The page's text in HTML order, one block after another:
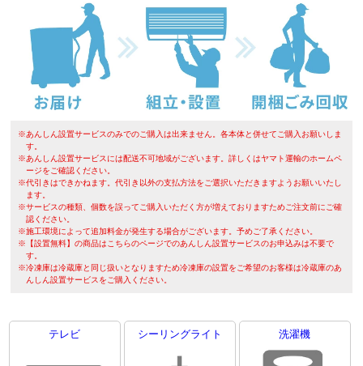
※あんしん設置サービスのみでのご購入は出来ません。各本体と併せてご購入お願いしま
す。
※あんしん設置サービスには配送不可地域がございます。詳しくはヤマト運輸のホームペ
ージをご確認ください。
※代引きはできかねます。代引き以外の支払方法をご選択いただきますようお願いいたし
ます。
※サービスの種類、個数を誤ってご購入いただく方が増えておりますためご注文前にご確
認ください。
※施工環境によって追加料金が発生する場合がございます。予めご了承ください。
※【設置無料】の商品はこちらのページでのあんしん設置サービスのお申込みは不要で
す。
※冷凍庫は冷蔵庫と同じ扱いとなりますため冷凍庫の設置をご希望のお客様は冷蔵庫のあ
んしん設置サービスをご購入ください。
テレビ シーリングライト 洗濯機